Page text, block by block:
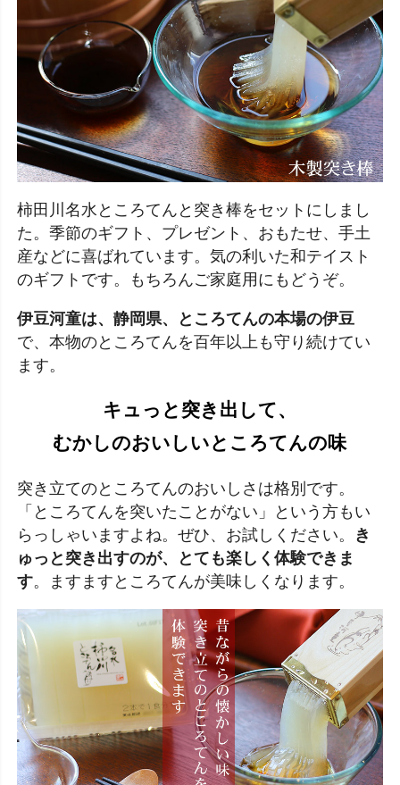
柿田川名水ところてんと突き棒をセットにしまし
た。季節のギフト、プレゼント、おもたせ、手土
産などに喜ばれています。気の利いた和テイスト
のギフトです。もちろんご家庭用にもどうぞ。
伊豆河童は、静岡県、ところてんの本場の伊豆
で、本物のところてんを百年以上も守り続けてい
ます。
キュっと突き出して、
むかしのおいしいところてんの味
突き立てのところてんのおいしさは格別です。
「ところてんを突いたことがない」という方もい
らっしゃいますよね。ぜひ、お試しください。
き
ゅっと突き出すのが、とても楽しく体験できま
す。ますますところてんが美味しくなります。